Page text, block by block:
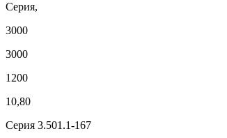
Серия,
3000
3000
1200
10,80
Серия 3.501.1-167